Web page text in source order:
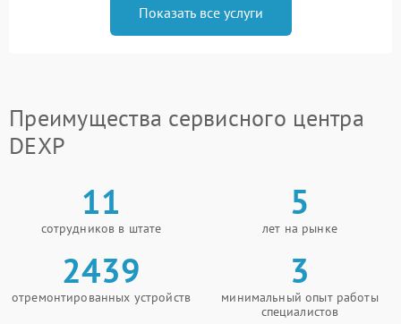
Показать все услуги
Преимущества сервисного центра
DEXP
11
сотрудников в штате
5
лет на рынке
2439
отремонтированных устройств
3
минимальный опыт работы
специалистов